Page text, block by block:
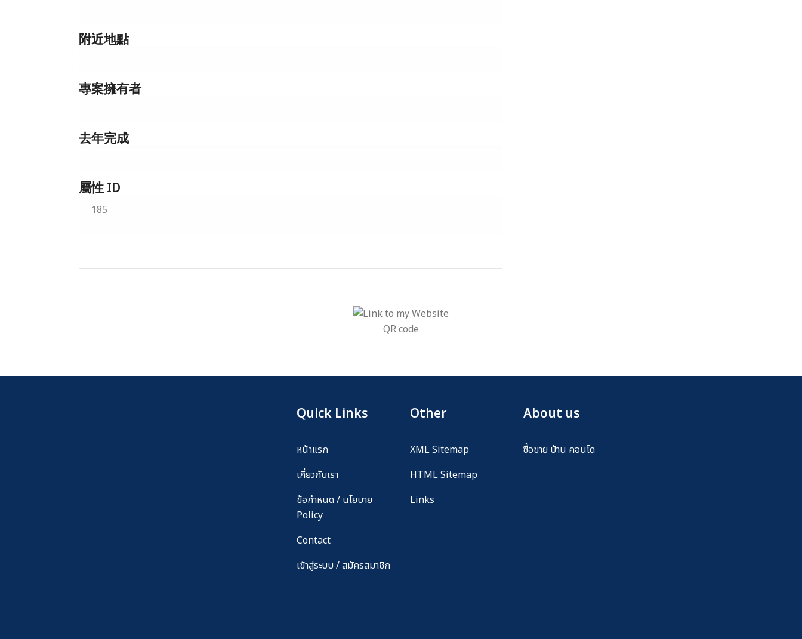
附近地點
專案擁有者
去年完成
屬性 ID
185
QR code
Quick Links
หน้าแรก
เกี่ยวกับเรา
ข้อกำหนด / นโยบาย
Policy
Contact
เข้าสู่ระบบ / สมัครสมาชิก
Other
XML Sitemap
HTML Sitemap
Links
About us
ซื้อขาย บ้าน คอนโด